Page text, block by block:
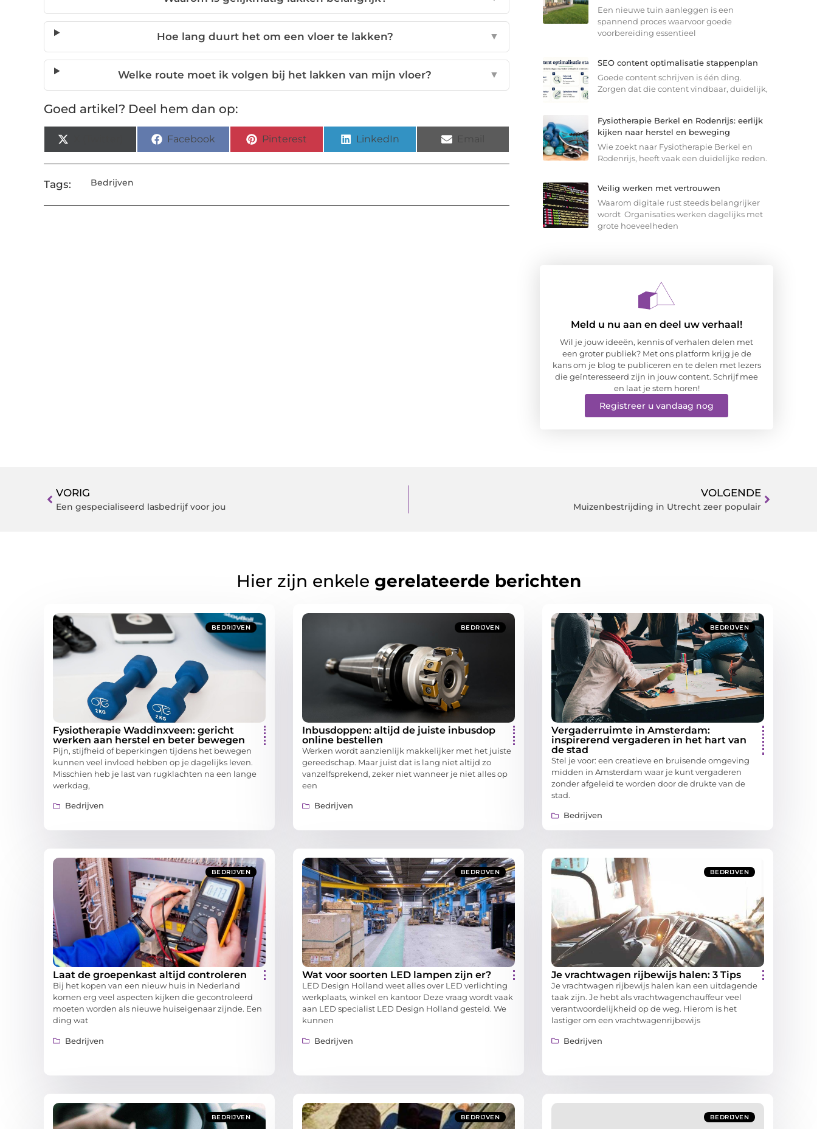
Hoe lang duurt het om een vloer te lakken? ▼
Welke route moet ik volgen bij het lakken van mijn vloer? ▼
Goed artikel? Deel hem dan op:
Facebook Pinterest LinkedIn
Tags: Bedrijven
Een nieuwe tuin aanleggen is een
spannend proces waarvoor goede
voorbereiding essentieel
SEO content optimalisatie stappenplan
Goede content schrijven is één ding.
Zorgen dat die content vindbaar, duidelijk,
Fysiotherapie Berkel en Rodenrijs: eerlijk
kijken naar herstel en beweging
Wie zoekt naar Fysiotherapie Berkel en
Rodenrijs, heeft vaak een duidelijke reden.
Veilig werken met vertrouwen
Waarom digitale rust steeds belangrijker
wordt Organisaties werken dagelijks met
grote hoeveelheden
Meld u nu aan en deel uw verhaal!
Wil je jouw ideeën, kennis of verhalen delen met
een groter publiek? Met ons platform krijg je de
kans om je blog te publiceren en te delen met lezers
die geïnteresseerd zijn in jouw content. Schrijf mee
en laat je stem horen!
Registreer u vandaag nog
VORIG
Een gespecialiseerd lasbedrijf voor jou
VOLGENDE
Muizenbestrijding in Utrecht zeer populair
Hier zijn enkele gerelateerde berichten
BEDRIJVEN
Fysiotherapie Waddinxveen: gericht
werken aan herstel en beter bewegen
Pijn, stijfheid of beperkingen tijdens het bewegen
kunnen veel invloed hebben op je dagelijks leven.
Misschien heb je last van rugklachten na een lange
werkdag,
Bedrijven
BEDRIJVEN
Inbusdoppen: altijd de juiste inbusdop
online bestellen
Werken wordt aanzienlijk makkelijker met het juiste
gereedschap. Maar juist dat is lang niet altijd zo
vanzelfsprekend, zeker niet wanneer je niet alles op
een
Bedrijven
BEDRIJVEN
Vergaderruimte in Amsterdam:
inspirerend vergaderen in het hart van
de stad
Stel je voor: een creatieve en bruisende omgeving
midden in Amsterdam waar je kunt vergaderen
zonder afgeleid te worden door de drukte van de
stad.
Bedrijven
BEDRIJVEN
Laat de groepenkast altijd controleren
Bij het kopen van een nieuw huis in Nederland
komen erg veel aspecten kijken die gecontroleerd
moeten worden als nieuwe huiseigenaar zijnde. Een
ding wat
Bedrijven
BEDRIJVEN
Wat voor soorten LED lampen zijn er?
LED Design Holland weet alles over LED verlichting
werkplaats, winkel en kantoor Deze vraag wordt vaak
aan LED specialist LED Design Holland gesteld. We
kunnen
Bedrijven
BEDRIJVEN
Je vrachtwagen rijbewijs halen: 3 Tips
Je vrachtwagen rijbewijs halen kan een uitdagende
taak zijn. Je hebt als vrachtwagenchauffeur veel
verantwoordelijkheid op de weg. Hierom is het
lastiger om een vrachtwagenrijbewijs
Bedrijven
BEDRIJVEN BEDRIJVEN BEDRIJVEN